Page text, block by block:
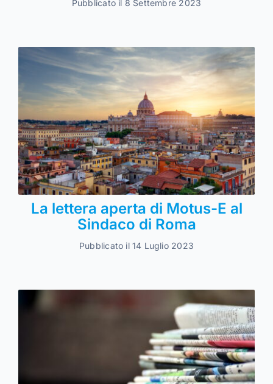
Pubblicato il 8 Settembre 2023
La lettera aperta di Motus-E al
Sindaco di Roma
Pubblicato il 14 Luglio 2023